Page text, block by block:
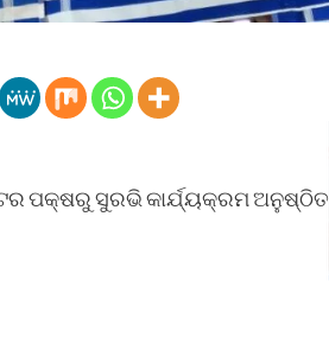
ପକ୍ଷରୁ ସୁରଭି କାର୍ଯ୍ୟକ୍ରମ ଅନୁଷ୍ଠିତ